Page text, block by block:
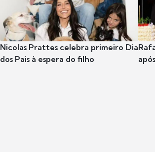
Nicolas Prattes celebra primeiro Dia
dos Pais à espera do filho